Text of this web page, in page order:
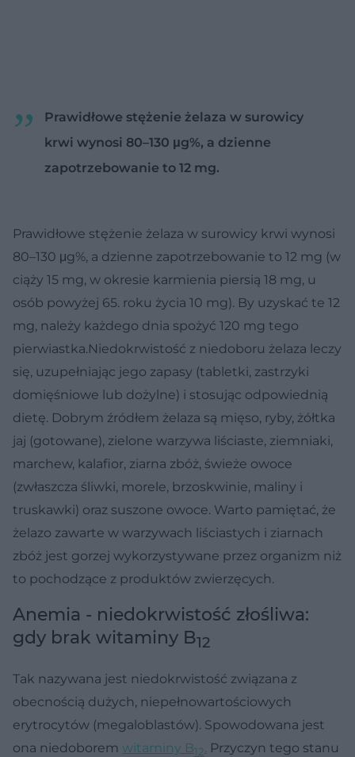
Prawidłowe stężenie żelaza w surowicy
krwi wynosi 80–130 μg%, a dzienne
zapotrzebowanie to 12 mg.
Prawidłowe stężenie żelaza w surowicy krwi wynosi
80–130 μg%, a dzienne zapotrzebowanie to 12 mg (w
ciąży 15 mg, w okresie karmienia piersią 18 mg, u
osób powyżej 65. roku życia 10 mg). By uzyskać te 12
mg, należy każdego dnia spożyć 120 mg tego
pierwiastka.Niedokrwistość z niedoboru żelaza leczy
się, uzupełniając jego zapasy (tabletki, zastrzyki
domięśniowe lub dożylne) i stosując odpowiednią
dietę. Dobrym źródłem żelaza są mięso, ryby, żółtka
jaj (gotowane), zielone warzywa liściaste, ziemniaki,
marchew, kalafior, ziarna zbóż, świeże owoce
(zwłaszcza śliwki, morele, brzoskwinie, maliny i
truskawki) oraz suszone owoce. Warto pamiętać, że
żelazo zawarte w warzywach liściastych i ziarnach
zbóż jest gorzej wykorzystywane przez organizm niż
to pochodzące z produktów zwierzęcych.
Anemia - niedokrwistość złośliwa:
gdy brak witaminy B12
Tak nazywana jest niedokrwistość związana z
obecnością dużych, niepełnowartościowych
erytrocytów (megaloblastów). Spowodowana jest
ona niedoborem witaminy B12. Przyczyn tego stanu